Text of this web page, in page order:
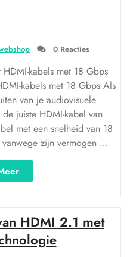
0 Reacties
kabels met 18 Gbps
kabels met 18 Gbps Als
van je audiovisuele
juiste HDMI-kabel van
met een snelheid van 18
zijn vermogen …
“Ontdek
de
kracht
van
een
HDMI-
kabel
HDMI 2.1 met